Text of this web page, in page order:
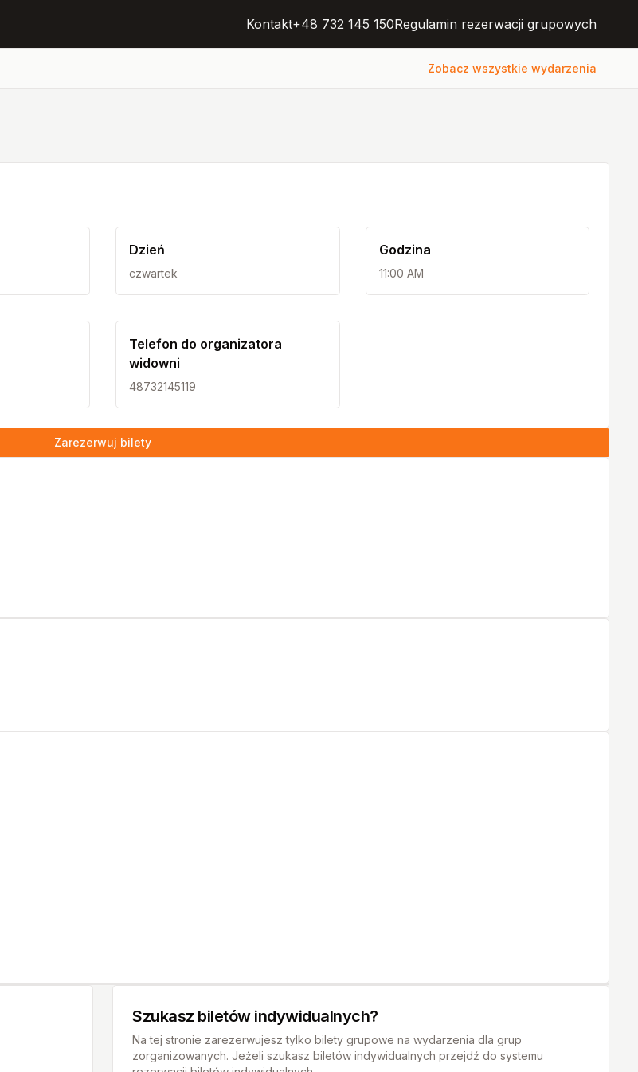
Kontakt+48 732 145 150Regulamin rezerwacji grupowych
Zobacz wszystkie wydarzenia
Dzień
czwartek
Godzina
11:00 AM
Telefon do organizatora
widowni
48732145119
Zarezerwuj bilety
Szukasz biletów indywidualnych?
Na tej stronie zarezerwujesz tylko bilety grupowe na wydarzenia dla grup
zorganizowanych. Jeżeli szukasz biletów indywidualnych przejdź do systemu